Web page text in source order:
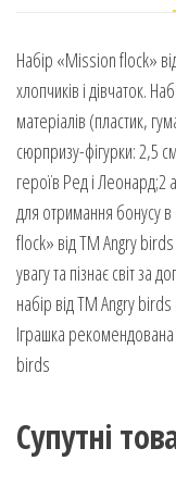
Набір «Mission flock»
хлопчиків і дівчаток.
матеріалів (пластик,
сюрпризу-фігурки: 2,5
героїв Ред і Леонард;2
для отримання бонусу
flock» від ТМ Angry
увагу та пізнає світ
набір від ТМ Angry
Іграшка рекомендована
birds
Супутні